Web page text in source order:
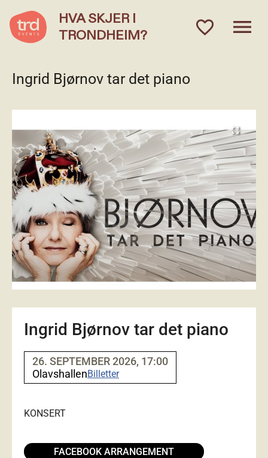
HVA SKJER I
TRONDHEIM?
favorite_outlinedmenu
Ingrid Bjørnov tar det piano
fullscreen
Ingrid Bjørnov tar det piano
26. SEPTEMBER 2026, 17:00
OlavshallenBilletter
KONSERT
FACEBOOK ARRANGEMENT